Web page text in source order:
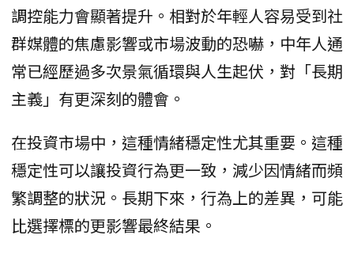
調控能力會顯著提升。相對於年輕人容易受到社
群媒體的焦慮影響或市場波動的恐嚇，中年人通
常已經歷過多次景氣循環與人生起伏，對「長期
主義」有更深刻的體會。
在投資市場中，這種情緒穩定性尤其重要。這種
穩定性可以讓投資行為更一致，減少因情緒而頻
繁調整的狀況。長期下來，行為上的差異，可能
比選擇標的更影響最終結果。